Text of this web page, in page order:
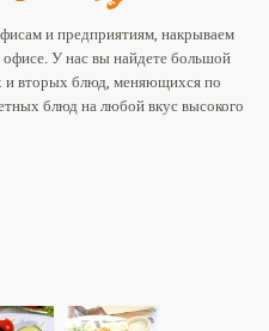
и предприятиям, накрываем
У нас вы найдете большой
и вторых блюд, меняющихся по
блюд на любой вкус высокого